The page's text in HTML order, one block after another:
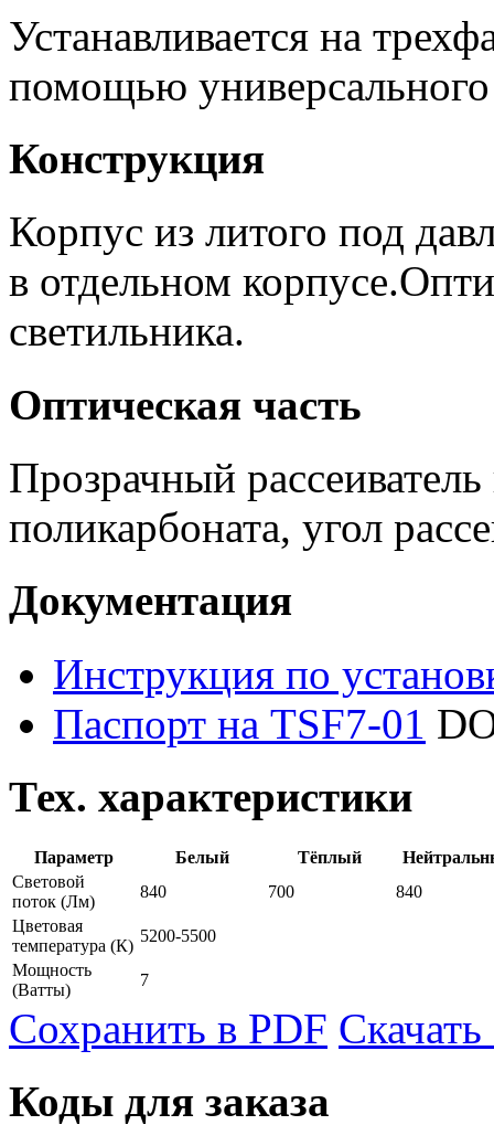
Устанавливается на
помощью универсального
Конструкция
Корпус из литого под
в отдельном
светильника.
Оптическая часть
Прозрачный
поликарбоната, угол
Документация
Инструкция по
Паспорт на TSF7-01
Тех. характеристики
Параметр Белый Тёплый
Световой
поток (Лм)
840 700
840
Цветовая
температура (К)
5200-5500
Мощность
(Ватты)
7
Сохранить в PDF
Коды для заказа